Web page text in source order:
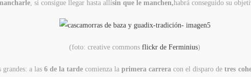
, si consigue llegar hasta allísin que le manchen,habrá conseguido su
(foto: creative commons flickr de Ferminius)
a las 6 de la tardecomienza laprimera carrera con el disparo detres